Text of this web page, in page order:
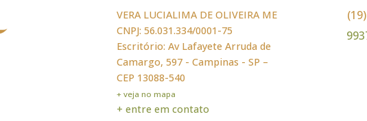
VERA LUCIALIMA DE OLIVEIRA ME
CNPJ: 56.031.334/0001-75
Escritório: Av Lafayete Arruda de
Camargo, 597 - Campinas - SP –
CEP 13088-540
+ veja no mapa
+ entre em contato